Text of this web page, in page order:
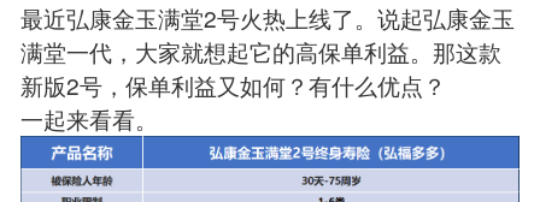
最近弘康金玉满堂2号火热上线了。说起弘康金玉
满堂一代，大家就想起它的高保单利益。那这款
新版2号，保单利益又如何？有什么优点？
一起来看看。